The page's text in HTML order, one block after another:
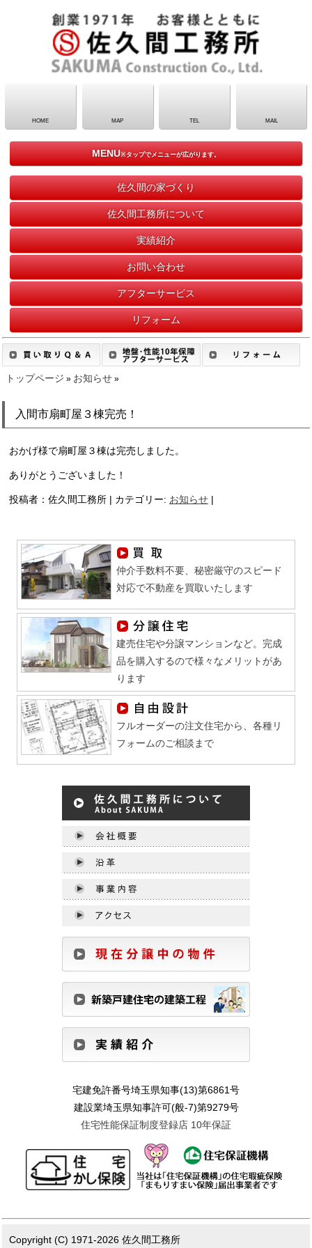
HOME MAP TEL MAIL
MENU※タップでメニューが広がります。
佐久間の家づくり
佐久間工務所について
実績紹介
お問い合わせ
アフターサービス
リフォーム
トップページ » お知らせ »
入間市扇町屋３棟完売！
おかげ様で扇町屋３棟は完売しました。
ありがとうございました！
投稿者：佐久間工務所 | カテゴリー: お知らせ |
仲介手数料不要、秘密厳守のスピード
対応で不動産を買取いたします
建売住宅や分譲マンションなど。完成
品を購入するので様々なメリットがあ
ります
フルオーダーの注文住宅から、各種リ
フォームのご相談まで
宅建免許番号埼玉県知事(13)第6861号
建設業埼玉県知事許可(般-7)第9279号
住宅性能保証制度登録店 10年保証
Copyright (C) 1971-2026 佐久間工務所